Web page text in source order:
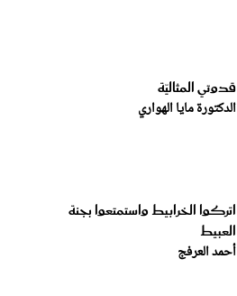
قدوتي المثاليّة
الدكتورة مايا الهواري
اتركوا الخرابيط واستمتعوا بجنة
العبيط
أحمد العرفج